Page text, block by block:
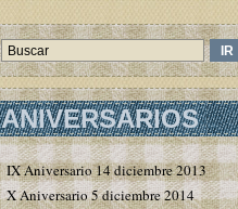
ANIVERSARIOS
IX Aniversario 14 diciembre 2013
X Aniversario 5 diciembre 2014